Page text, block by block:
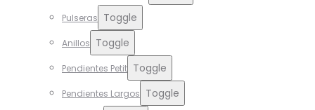
Pulseras Toggle
Anillos Toggle
Pendientes Petit Toggle
Pendientes Largos Toggle